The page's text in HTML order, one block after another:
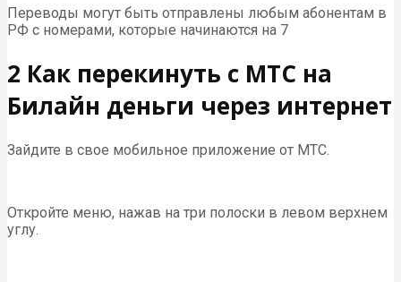
Переводы могут быть отправлены любым абонентам в
РФ с номерами, которые начинаются на 7
2 Как перекинуть с МТС на
Билайн деньги через интернет
Зайдите в свое мобильное приложение от МТС.
Откройте меню, нажав на три полоски в левом верхнем
углу.